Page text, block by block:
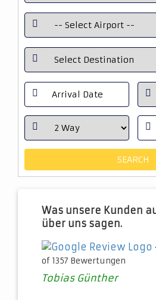
Was unsere Kunden
über uns sagen.
of 1357 Bewertungen
Tobias Günther